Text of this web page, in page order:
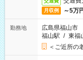
月収例 ～5万
勤務地
広島県福山市
福山駅 / 東福
＜ご近所の